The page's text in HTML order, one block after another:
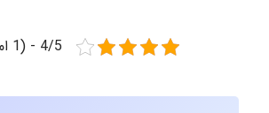
4/5 - (1 امتیاز)